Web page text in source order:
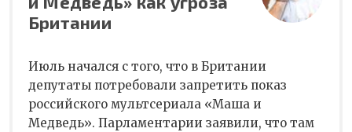
Британии
Июль начался с того, что в Британии
депутаты потребовали запретить показ
российского мультсериала «Маша и
Медведь». Парламентарии заявили, что там